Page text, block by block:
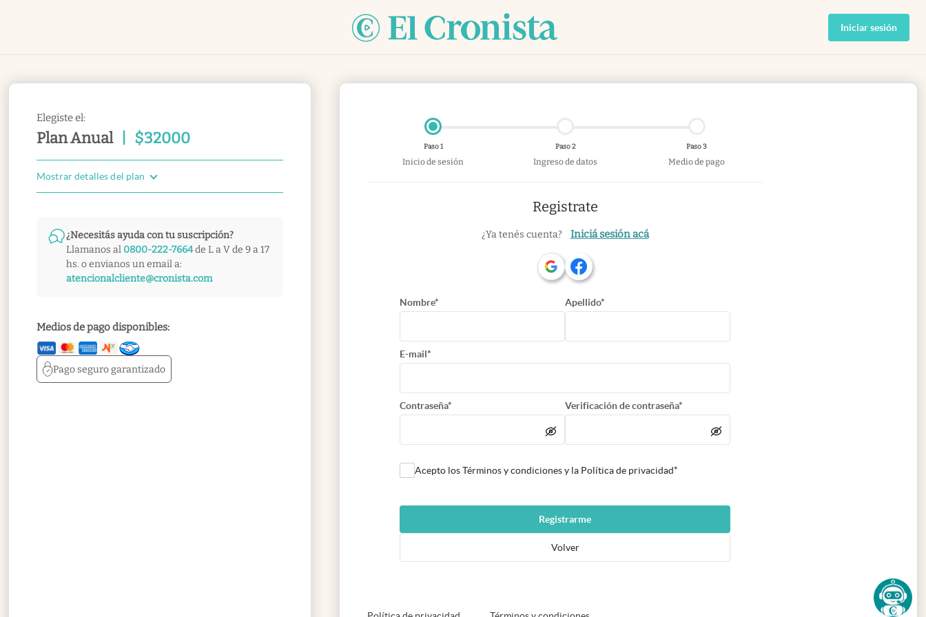
Iniciar sesión
Elegiste el:
Plan Anual $32000
Mostrar detalles del plan
¿Necesitás ayuda con tu suscripción?
Llamanos al 0800-222-7664de L a V de 9 a 17
hs. o envianos un email a:
atencionalcliente@cronista.com
Medios de pago disponibles:
Pago segurogarantizado
Paso 1
Inicio de sesión
Paso 2
Ingreso de datos
Paso 3
Medio de pago
Registrate
¿Ya tenés cuenta? Iniciá sesión acá
Nombre* Apellido*
E-mail*
Contraseña* Verificación de contraseña*
Acepto los Términos y condiciones y la Política de privacidad*
Registrarme
Volver